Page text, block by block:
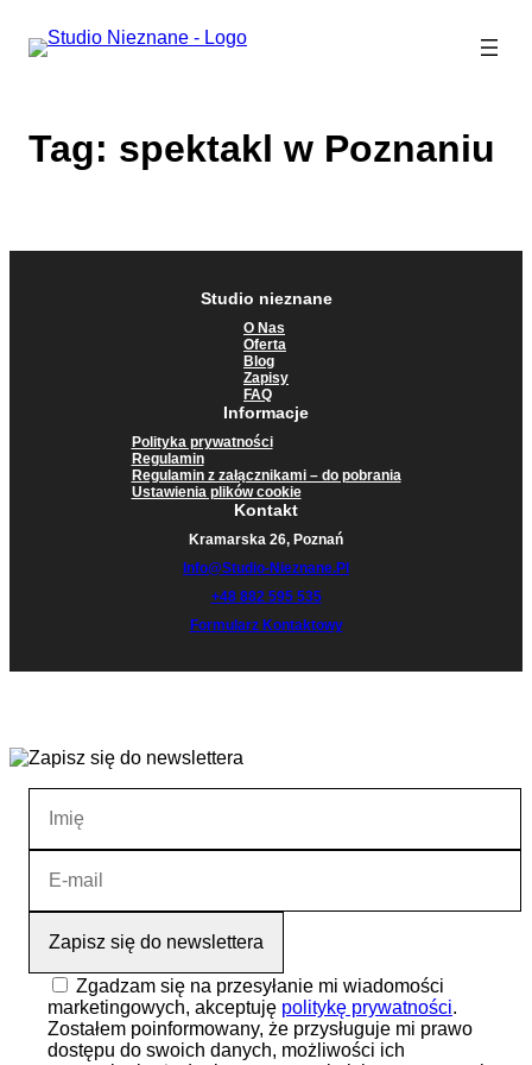
do
treści
Tag: spektakl w Poznaniu
Studio nieznane
O Nas
Oferta
Blog
Zapisy
FAQ
Informacje
Polityka prywatności
Regulamin
Regulamin z załącznikami – do pobrania
Ustawienia plików cookie
Kontakt
Kramarska 26, Poznań
Info@studio-Nieznane.pl
+48 882 595 535
Formularz Kontaktowy
Zgadzam się na przesyłanie mi wiadomości
marketingowych, akceptuję politykę prywatności.
Zostałem poinformowany, że przysługuje mi prawo
dostępu do swoich danych, możliwości ich